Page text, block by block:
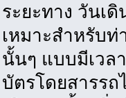
ระยะทาง วันเ
เหมาะสำหรับ
นั้นๆ แบบมีเวล
บัตรโดยสารรถ